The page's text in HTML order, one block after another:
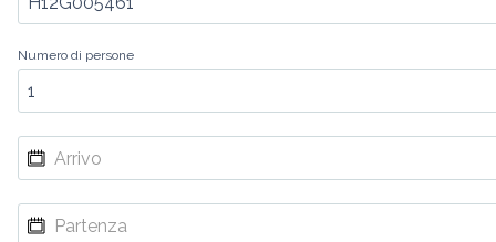
Numero di persone